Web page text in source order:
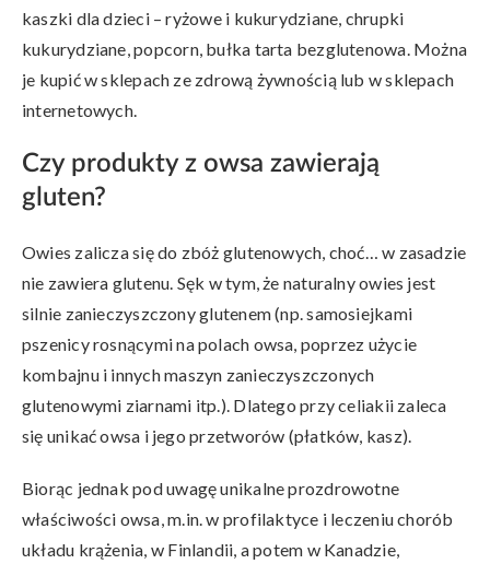
kaszki dla dzieci – ryżowe i kukurydziane, chrupki
kukurydziane, popcorn, bułka tarta bezglutenowa. Można
je kupić w sklepach ze zdrową żywnością lub w sklepach
internetowych.
Czy produkty z owsa zawierają
gluten?
Owies zalicza się do zbóż glutenowych, choć… w zasadzie
nie zawiera glutenu. Sęk w tym, że naturalny owies jest
silnie zanieczyszczony glutenem (np. samosiejkami
pszenicy rosnącymi na polach owsa, poprzez użycie
kombajnu i innych maszyn zanieczyszczonych
glutenowymi ziarnami itp.). Dlatego przy celiakii zaleca
się unikać owsa i jego przetworów (płatków, kasz).
Biorąc jednak pod uwagę unikalne prozdrowotne
właściwości owsa, m.in. w profilaktyce i leczeniu chorób
układu krążenia, w Finlandii, a potem w Kanadzie,